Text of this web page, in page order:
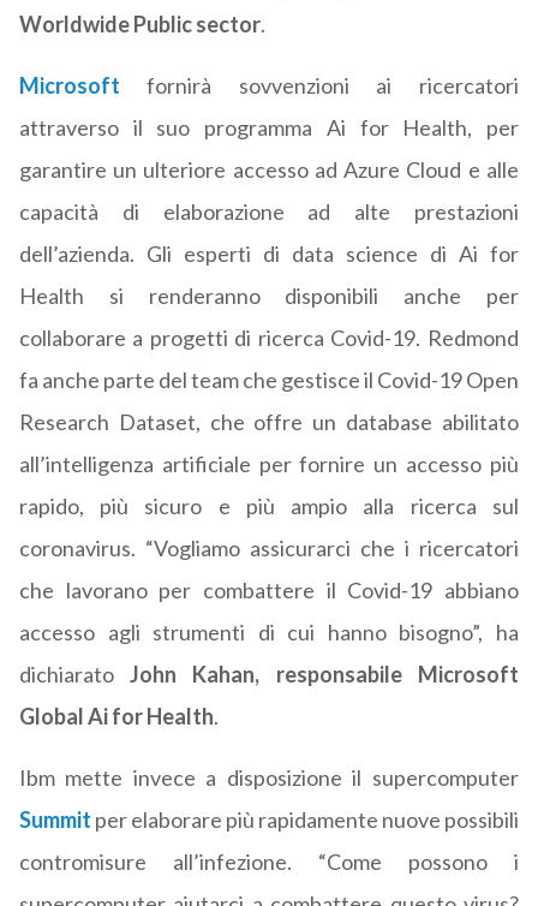
Worldwide Public sector.
Microsoft
fornirà sovvenzioni ai ricercatori
attraverso il suo programma Ai for Health, per
garantire un ulteriore accesso ad Azure Cloud e alle
capacità di elaborazione ad alte prestazioni
dell’azienda. Gli esperti di data science di Ai for
Health si renderanno disponibili anche per
collaborare a progetti di ricerca Covid-19. Redmond
fa anche parte del team che gestisce il Covid-19 Open
Research Dataset, che offre un database abilitato
all’intelligenza artificiale per fornire un accesso più
rapido, più sicuro e più ampio alla ricerca sul
coronavirus. “Vogliamo assicurarci che i ricercatori
che lavorano per combattere il Covid-19 abbiano
accesso agli strumenti di cui hanno bisogno”, ha
dichiaratoJohn Kahan, responsabile Microsoft
Global Ai for Health.
Ibm mette invece a disposizione il supercomputer
Summit per elaborare più rapidamente nuove possibili
contromisure all’infezione. “Come possono i